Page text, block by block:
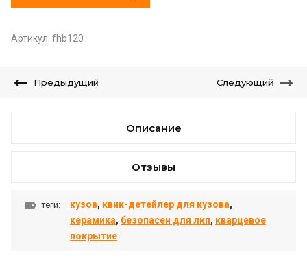
Артикул: fhb120
Предыдущий Следующий
Описание
Отзывы
теги: кузов, квик-детейлер для кузова,
керамика, безопасен для лкп, кварцевое
покрытие